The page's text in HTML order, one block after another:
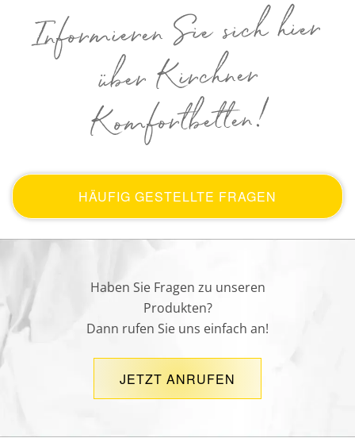
Informieren Sie sich hier
über Kirchner
Komfortbetten!
HÄUFIG GESTELLTE FRAGEN
Haben Sie Fragen zu unseren
Produkten?
Dann rufen Sie uns einfach an!
JETZT ANRUFEN